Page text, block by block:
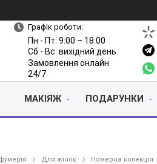
Графік роботи:
Пн - Пт: 9:00 – 18:00
Сб - Вс: вихідний день.
Замовлення онлайн
24/7
МАКІЯЖ ПОДАРУНКИ
Для жінок Номерна колекція